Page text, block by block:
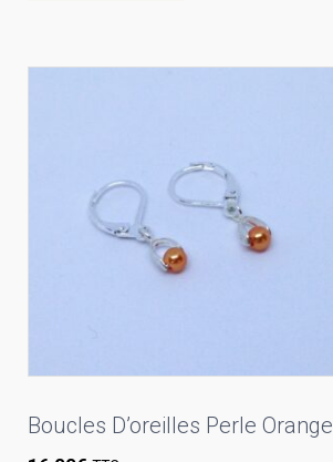
Boucles D’oreilles Perle Orange